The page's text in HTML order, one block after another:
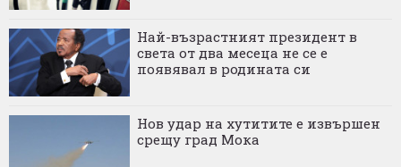
Най-възрастният президент в
света от два месеца не се е
появявал в родината си
Нов удар на хутитите е извършен
срещу град Мока